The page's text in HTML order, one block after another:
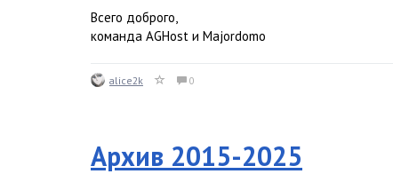
Всего доброго,
команда AGHost и Majordomo
alice2k 0
Архив 2015-2025